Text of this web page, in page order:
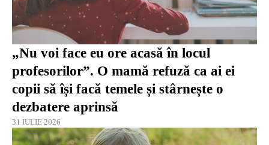
„Nu voi face eu ore acasă în locul
profesorilor”. O mamă refuză ca ai ei
copii să își facă temele și stârnește o
dezbatere aprinsă
31 IULIE 2026